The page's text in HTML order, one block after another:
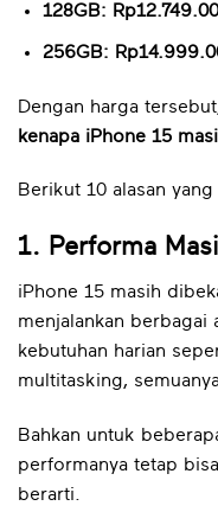
128GB:
256GB:
Dengan harga
kenapa iPhone 15
Berikut 10 alasan
1. Performa
iPhone 15 masih
menjalankan berbagai
kebutuhan harian
multitasking,
Bahkan untuk
performanya tetap
berarti.